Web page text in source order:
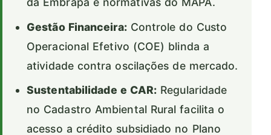
Gestão Financeira:Controle do Custo
Operacional Efetivo (COE) blinda a
atividade contra oscilações de mercado.
Sustentabilidade e CAR: Regularidade
no Cadastro Ambiental Rural facilita o
acesso a crédito subsidiado no Plano